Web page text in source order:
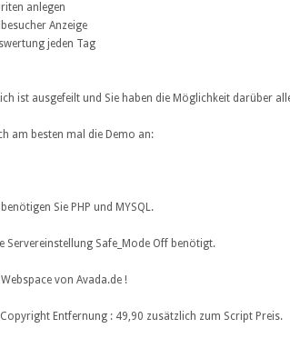
anlegen
Anzeige
jeden Tag
ist ausgefeilt und Sie haben die Möglichkeit darüber
am besten mal die Demo an:
Sie PHP und MYSQL.
Servereinstellung Safe_Mode Off benötigt.
von Avada.de !
Entfernung : 49,90 zusätzlich zum Script Preis.